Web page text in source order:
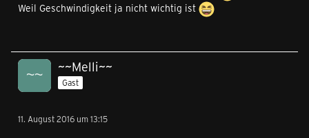
Weil Geschwindigkeit ja nicht wichtig ist
~~Melli~~
Gast
11. August 2016 um 13:15